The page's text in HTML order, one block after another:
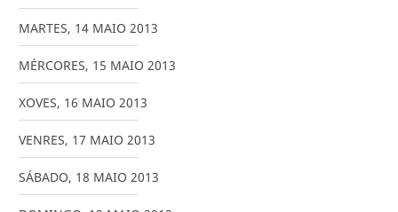
MARTES, 14 MAIO 2013
MÉRCORES, 15 MAIO 2013
XOVES, 16 MAIO 2013
VENRES, 17 MAIO 2013
SÁBADO, 18 MAIO 2013